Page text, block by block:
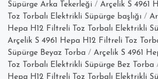
Süpürge Arka Tekerleği / Arçelik S 4961
Toz Torbalı Elektrikli Süpürge başlığı /
Hepa H12 Filtreli Toz Torbalı Elektrikli
Arçelik S 4961 Hepa H12 Filtreli Toz
Süpürge Beyaz Torba / Arçelik S 4961
Toz Torbalı Elektrikli Süpürge Bez Torba
Hepa H12 Filtreli Toz Torbalı Elektrikli